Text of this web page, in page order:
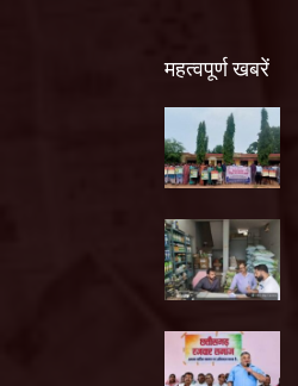
महत्वपूर्ण खबरें